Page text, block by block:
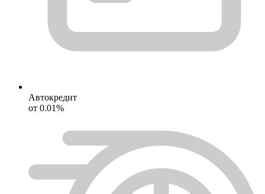
Автокредит
от 0.01%